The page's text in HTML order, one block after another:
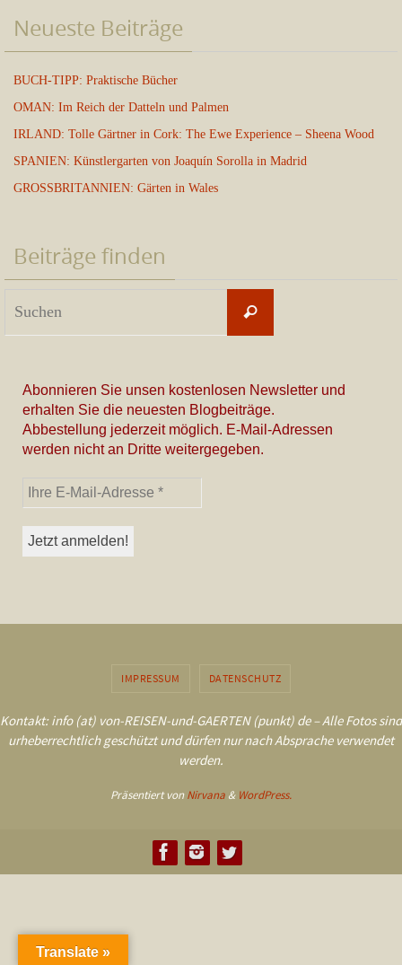
Neueste Beiträge
BUCH-TIPP: Praktische Bücher
OMAN: Im Reich der Datteln und Palmen
IRLAND: Tolle Gärtner in Cork: The Ewe Experience – Sheena Wood
SPANIEN: Künstlergarten von Joaquín Sorolla in Madrid
GROSSBRITANNIEN: Gärten in Wales
Beiträge finden
Suchen
Abonnieren Sie unsen kostenlosen Newsletter und
erhalten Sie die neuesten Blogbeiträge.
Abbestellung jederzeit möglich. E-Mail-Adressen
werden nicht an Dritte weitergegeben.
IMPRESSUM DATENSCHUTZ
Kontakt: info (at) von-REISEN-und-GAERTEN (punkt) de – Alle Fotos sind
urheberrechtlich geschützt und dürfen nur nach Absprache verwendet
werden.
Präsentiert vonNirvana & WordPress.
Translate »